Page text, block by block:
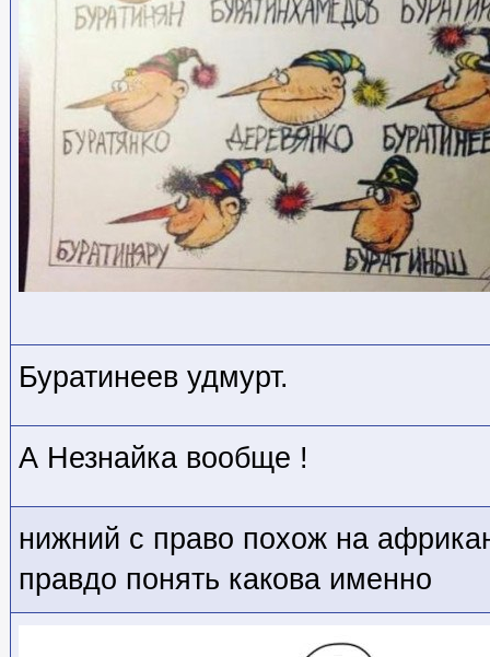
Буратинеев удмурт.
А Незнайка вообще !
нижний с право похож на
правдо понять какова именно